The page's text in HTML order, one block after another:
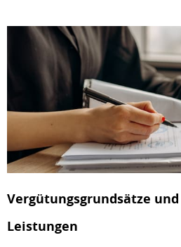
Vergütungsgrundsätze
Leistungen